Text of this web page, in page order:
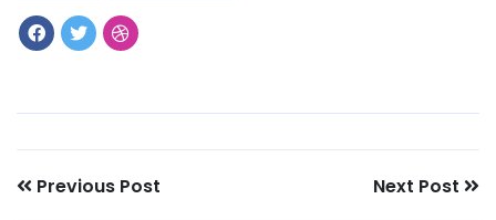
Previous Post Next Post